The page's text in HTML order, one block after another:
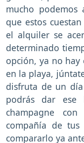
mucho
que estos
el alquiler se
determinado
opción, ya no hay
en la playa,
disfruta de un
podrás dar
champagne
compañía de
compararlo ya